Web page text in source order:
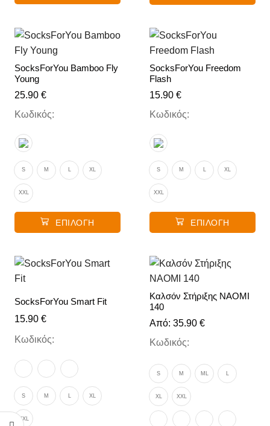
SocksForYou Bamboo Fly
Young
25.90 €
Κωδικός:
S M L XL
XXL
ΕΠΙΛΟΓΉ
SocksForYou Freedom
Flash
15.90 €
Κωδικός:
S M L XL
XXL
ΕΠΙΛΟΓΉ
SocksForYou Smart Fit
15.90 €
Κωδικός:
S M XL
XXL
Καλσόν Στήριξης NAOMI
140
Από: 35.90 €
Κωδικός:
S M ML
XL XXL